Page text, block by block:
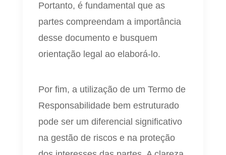
Portanto, é fundamental que as
partes compreendam a importância
desse documento e busquem
orientação legal ao elaborá-lo.
Por fim, a utilização de um Termo de
Responsabilidade bem estruturado
pode ser um diferencial significativo
na gestão de riscos e na proteção